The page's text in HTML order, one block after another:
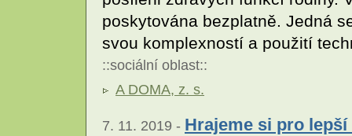
poskytována bezplatně. Jedná
svou komplexností a použití
::sociální oblast::
A DOMA, z. s.
7. 11. 2019 - Hrajeme si pro